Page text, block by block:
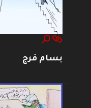
بسام فرج